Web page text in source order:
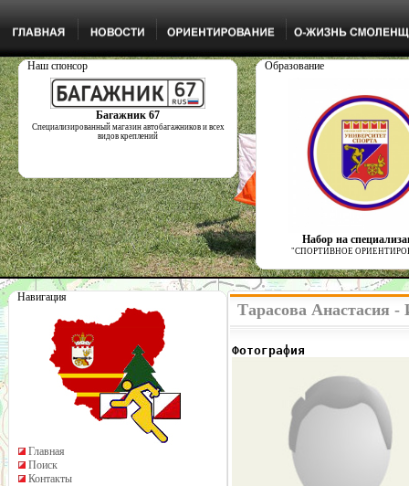
Наш спонсор
Багажник 67
Специализированный магазин автобагажников и всех
видов креплений
Образование
Набор на
"СПОРТИВНОЕ
Навигация
Главная
Поиск
Контакты
Тарасова Анастасия
Фотография